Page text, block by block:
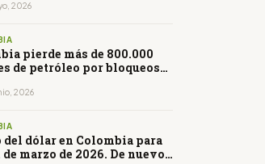
2026
pierde más de 800.000
de petróleo por bloqueos
2026
del dólar en Colombia para
de marzo de 2026. De nuevo